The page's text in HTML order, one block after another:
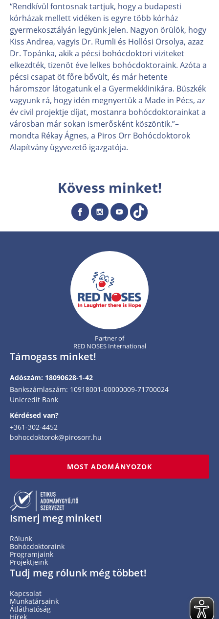
“Rendkívül fontosnak tartjuk, hogy a budapesti
kórházak mellett vidéken is egyre több kórház
gyermekosztályán legyünk jelen. Nagyon örülök, hogy
Kiss Andrea, vagyis Dr. Rumli és Hollósi Orsolya, azaz
Dr. Topánka, akik a pécsi bohócdoktori viziteket
elkezdték, tizenöt éve lelkes bohócdoktoraink. Azóta a
pécsi csapat öt főre bővült, és már hetente
háromszor látogatunk el a Gyermekklinikára. Büszkék
vagyunk rá, hogy idén megnyertük a Made in Pécs, az
év civil projektje díjat, mostanra bohócdoktorainkat a
városban már sokan ismerősként köszöntik.”–
mondta Rékay Ágnes, a Piros Orr Bohócdoktorok
Alapítvány ügyvezető igazgatója.
Kövess minket!
Partner of
RED NOSES International
Támogass minket!
Adószám: 18090628-1-42
Bankszámlaszám: 10918001-00000009-71700024
Unicredit Bank
Kérdésed van?
+361-302-4452
bohocdoktorok@pirosorr.hu
MOST ADOMÁNYOZOK
Ismerj meg minket!
Rólunk
Bohócdoktoraink
Programjaink
Projektjeink
Tudj meg rólunk még többet!
Kapcsolat
Munkatársaink
Átláthatóság
Hírek